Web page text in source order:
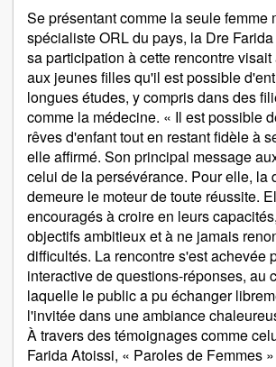
Se présentant comme la seule femme
spécialiste ORL du pays, la Dre
sa participation à cette rencontre
aux jeunes filles qu'il est possible
longues études, y compris dans des
comme la médecine. « Il est possible
rêves d'enfant tout en restant fidèle à
elle affirmé. Son principal message
celui de la persévérance. Pour elle, la
demeure le moteur de toute réussite.
encouragés à croire en leurs
objectifs ambitieux et à ne jamais
difficultés. La rencontre s'est achevée
interactive de questions-réponses, au
laquelle le public a pu échanger
l'invitée dans une ambiance
À travers des témoignages comme
Farida Atoissi, « Paroles de Femmes